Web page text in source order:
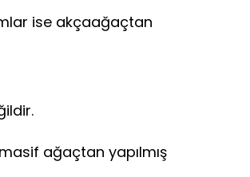
ise akçaağaçtan
ağaçtan yapılmış